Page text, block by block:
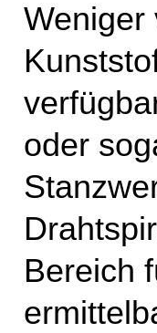
Weniger
oder
Bereich